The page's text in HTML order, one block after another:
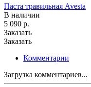
Паста травильная Avesta
В наличии
5 090 р.
Заказать
Заказать
Комментарии
Загрузка комментариев...